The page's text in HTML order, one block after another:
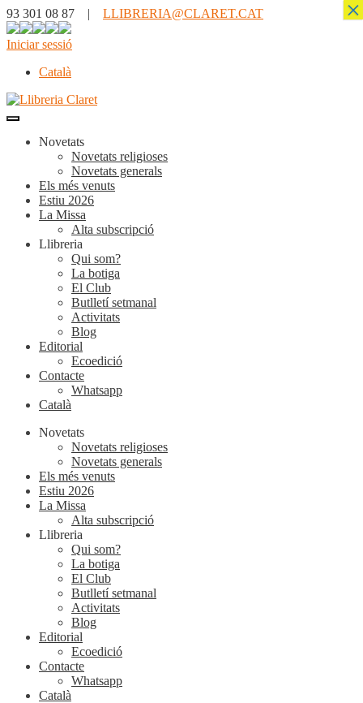
93 301 08 87 | LLIBRERIA@CLARET.CAT
Iniciar sessió
Català
Novetats
Novetats religioses
Novetats generals
Els més venuts
Estiu 2026
La Missa
Alta subscripció
Llibreria
Qui som?
La botiga
El Club
Butlletí setmanal
Activitats
Blog
Editorial
Ecoedició
Contacte
Whatsapp
Català
Novetats
Novetats religioses
Novetats generals
Els més venuts
Estiu 2026
La Missa
Alta subscripció
Llibreria
Qui som?
La botiga
El Club
Butlletí setmanal
Activitats
Blog
Editorial
Ecoedició
Contacte
Whatsapp
Català
×